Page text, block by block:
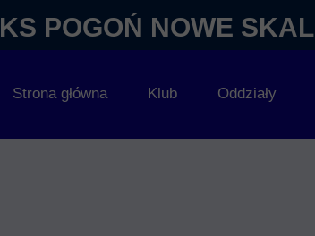
Strona główna Klub Oddziały
KS POGOŃ NOWE